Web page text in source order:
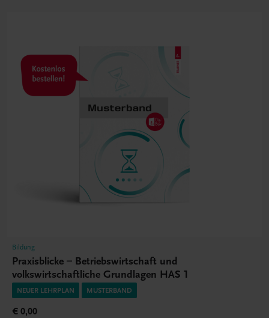
Bildung
Praxisblicke – Betriebswirtschaft und
volkswirtschaftliche Grundlagen HAS 1
NEUER LEHRPLAN MUSTERBAND
€ 0,00